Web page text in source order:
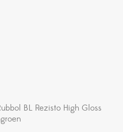
BL Rezisto High Gloss